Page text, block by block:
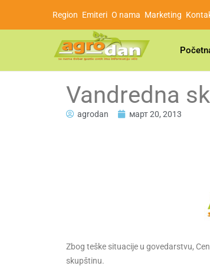
Region Emiteri O nama Marketing
Vandredna
agrodan март 20, 2013
Zbog teške situacije u govedarstvu,
skupštinu.